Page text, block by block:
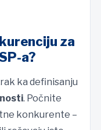
za
a?
ka definisanju
. Počnite
konkurente –